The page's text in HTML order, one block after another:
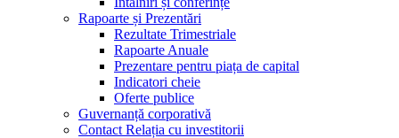
Rapoarte și Prezentări
Rezultate Trimestriale
Rapoarte Anuale
Prezentare pentru piața de capital
Indicatori cheie
Oferte publice
Guvernanță corporativă
Contact Relația cu investitorii